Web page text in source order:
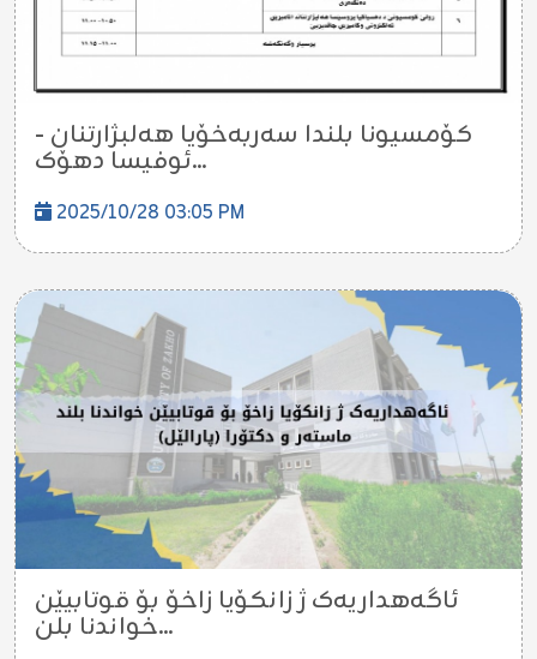
کۆمسیونا بلندا سەربەخۆیا هەلبژارتنان -
ئوفیسا دهۆک...
2025/10/28 03:05 PM
ئاگەهداریەک ژ زانکۆیا زاخۆ بۆ قوتابیێن
خواندنا بلن...